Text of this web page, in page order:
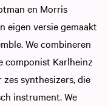
en Morris
eigen versie gemaakt
We combineren
componist Karlheinz
synthesizers, die
instrument. We